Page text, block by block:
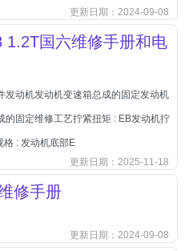
更新日期：2024-09-08
1.2T国六维修手册和电
发动机发动机变速箱总成的固定发动机
固定维修工艺拧紧扭矩 : EB发动机拧
格 : 发动机底部E
更新日期：2025-11-18
修手册
更新日期：2024-09-08